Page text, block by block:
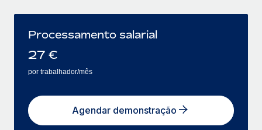
Processamento salarial
27 €
por trabalhador/mês
Agendar demonstração